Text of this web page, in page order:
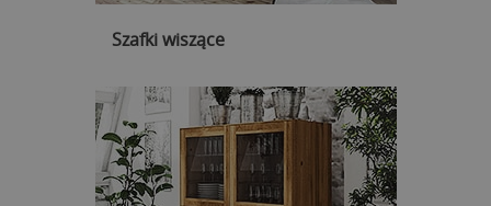
Szafki wiszące